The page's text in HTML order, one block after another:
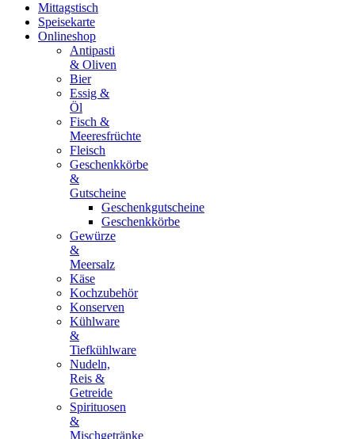
Mittagstisch
Speisekarte
Onlineshop
Antipasti
& Oliven
Bier
Essig &
Öl
Fisch &
Meeresfrüchte
Fleisch
Geschenkkörbe
&
Gutscheine
Geschenkgutscheine
Geschenkkörbe
Gewürze
&
Meersalz
Käse
Kochzubehör
Konserven
Kühlware
&
Tiefkühlware
Nudeln,
Reis &
Getreide
Spirituosen
&
Mischgetränke